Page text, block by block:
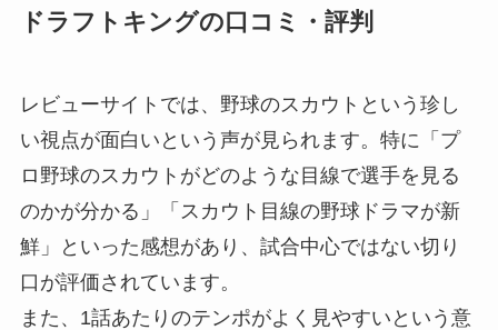
ドラフトキングの口コミ・評判
レビューサイトでは、野球のスカウトという珍し
い視点が面白いという声が見られます。特に「プ
ロ野球のスカウトがどのような目線で選手を見る
のかが分かる」「スカウト目線の野球ドラマが新
鮮」といった感想があり、試合中心ではない切り
口が評価されています。
また、1話あたりのテンポがよく見やすいという意